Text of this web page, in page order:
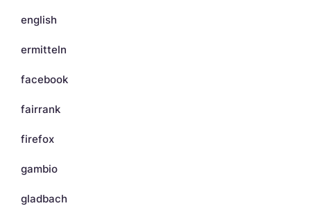
english
ermitteln
facebook
fairrank
firefox
gambio
gladbach